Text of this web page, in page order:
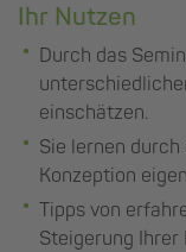
Ihr Nutzen
Durch das
einschätzen.
Sie lernen
Konzeption
Tipps von
Steigerung Ihrer